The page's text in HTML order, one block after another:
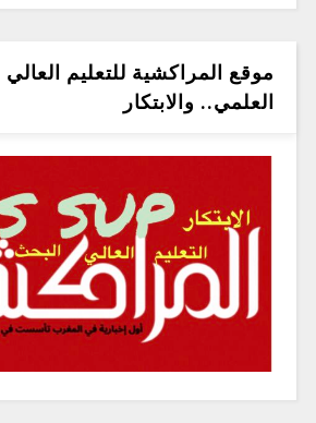
موقع المراكشية للتعليم
العلمي.. والابتكار